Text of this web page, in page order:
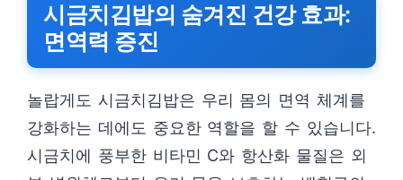
시금치김밥의 숨겨진 건강 효과:
면역력 증진
놀랍게도 시금치김밥은 우리 몸의 면역 체계를
강화하는 데에도 중요한 역할을 할 수 있습니다.
시금치에 풍부한 비타민 C와 항산화 물질은 외